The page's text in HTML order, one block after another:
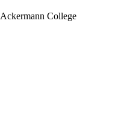
Ackermann College